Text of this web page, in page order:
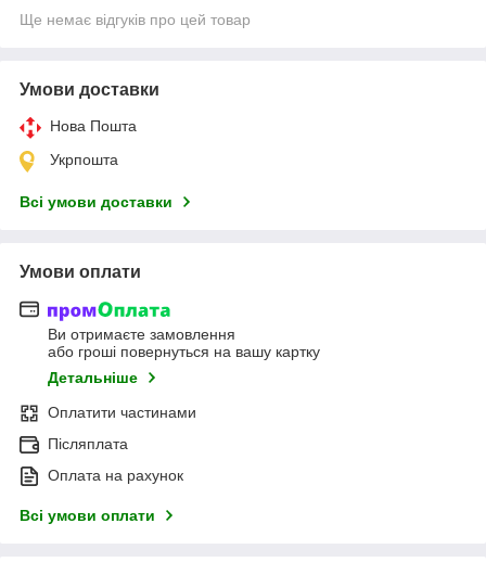
Ще немає відгуків про цей товар
Умови доставки
Нова Пошта
Укрпошта
Всі умови доставки
Умови оплати
Ви отримаєте замовлення
або гроші повернуться на вашу картку
Детальніше
Оплатити частинами
Післяплата
Оплата на рахунок
Всі умови оплати